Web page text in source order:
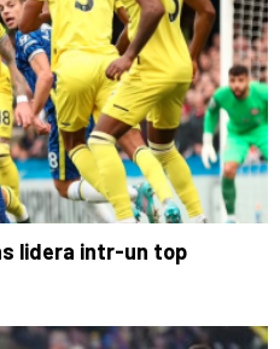
lidera intr-un top